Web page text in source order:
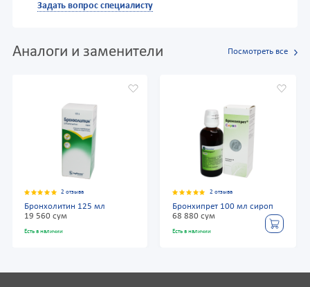
Задать вопрос специалисту
Аналоги и заменители Посмотреть все
2 отзыва
Бронхолитин 125 мл
19 560 сум
Есть в наличии
2 отзыва
Бронхипрет 100 мл сироп
68 880 сум
Есть в наличии